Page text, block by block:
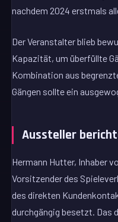
nachdem 2024 erstmals
Der Veranstalter blieb
Kapazität, um überfüllte
Kombination aus
Gängen sollte ein
Aussteller
Hermann Hutter, Inhaber
Vorsitzender des
des direkten
durchgängig besetzt. Das